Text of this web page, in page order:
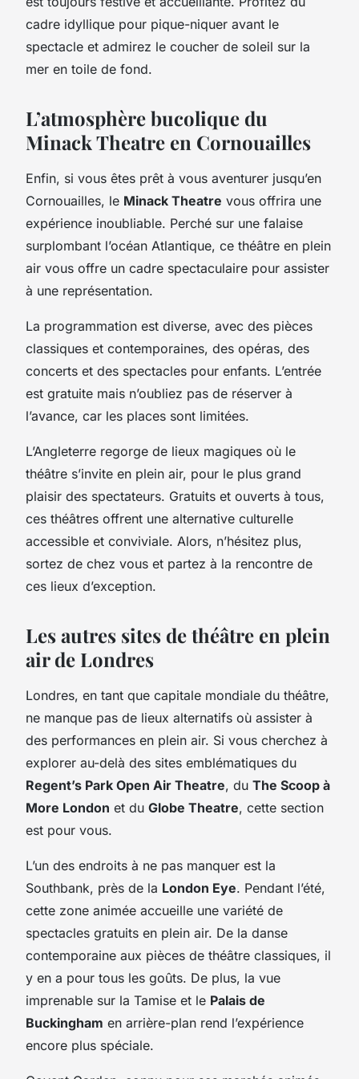
cadre idyllique pour pique-niquer avant le
spectacle et admirez le coucher de soleil sur la
mer en toile de fond.
L’atmosphère bucolique du
Minack Theatre en Cornouailles
Enfin, si vous êtes prêt à vous aventurer jusqu’en
Cornouailles, le Minack Theatre vous offrira une
expérience inoubliable. Perché sur une falaise
surplombant l’océan Atlantique, ce théâtre en plein
air vous offre un cadre spectaculaire pour assister
à une représentation.
La programmation est diverse, avec des pièces
classiques et contemporaines, des opéras, des
concerts et des spectacles pour enfants. L’entrée
est gratuite mais n’oubliez pas de réserver à
l’avance, car les places sont limitées.
L’Angleterre regorge de lieux magiques où le
théâtre s’invite en plein air, pour le plus grand
plaisir des spectateurs. Gratuits et ouverts à tous,
ces théâtres offrent une alternative culturelle
accessible et conviviale. Alors, n’hésitez plus,
sortez de chez vous et partez à la rencontre de
ces lieux d’exception.
Les autres sites de théâtre en plein
air de Londres
Londres, en tant que capitale mondiale du théâtre,
ne manque pas de lieux alternatifs où assister à
des performances en plein air. Si vous cherchez à
explorer au-delà des sites emblématiques du
Regent’s Park Open Air Theatre, du The Scoop à
More London et du Globe Theatre, cette section
est pour vous.
L’un des endroits à ne pas manquer est la
Southbank, près de la London Eye. Pendant l’été,
cette zone animée accueille une variété de
spectacles gratuits en plein air. De la danse
contemporaine aux pièces de théâtre classiques, il
y en a pour tous les goûts. De plus, la vue
imprenable sur la Tamise et le Palais de
Buckingham en arrière-plan rend l’expérience
encore plus spéciale.